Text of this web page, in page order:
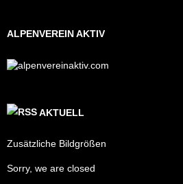
ALPENVEREIN AKTIV
AKTUELL
Zusätzliche Bildgrößen
Sorry, we are closed